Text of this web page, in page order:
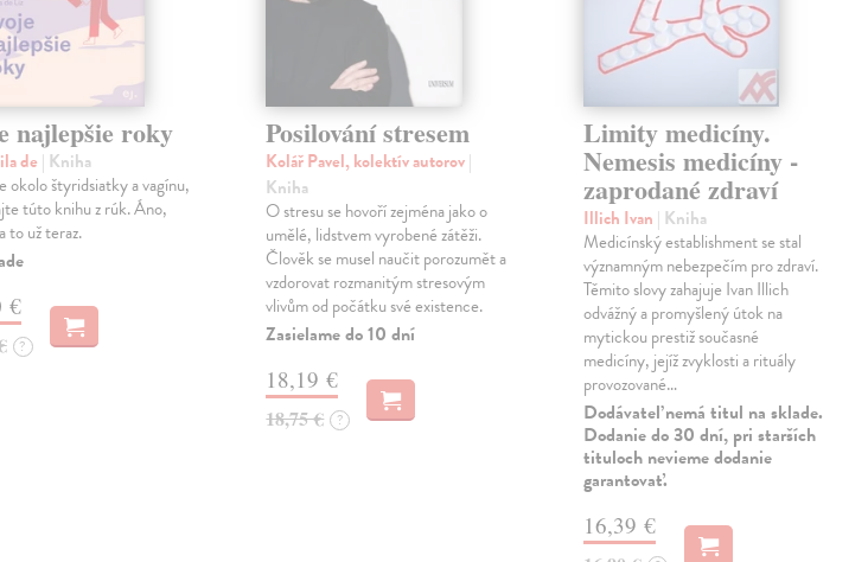
najlepšie roky
de | Kniha
okolo štyridsiatky a vagínu,
túto knihu z rúk. Áno,
to už teraz.
€
?
Posilování stresem
Kolář Pavel, kolektív autorov|
Kniha
O stresu se hovoří zejména jako o
umělé, lidstvem vyrobené zátěži.
Člověk se musel naučit porozumět a
vzdorovat rozmanitým stresovým
vlivům od počátku své existence.
Zasielame do 10 dní
18,19 €
18,75 € ?
Limity medicíny.
Nemesis medicíny -
zaprodané zdraví
Illich Ivan | Kniha
Medicínský establishment se stal
významným nebezpečím pro zdraví.
Těmito slovy zahajuje Ivan Illich
odvážný a promyšlený útok na
mytickou prestiž současné
medicíny, jejíž zvyklosti a rituály
provozované…
Dodávateľ nemá titul na sklade.
Dodanie do 30 dní, pri starších
tituloch nevieme dodanie
garantovať.
16,39 €